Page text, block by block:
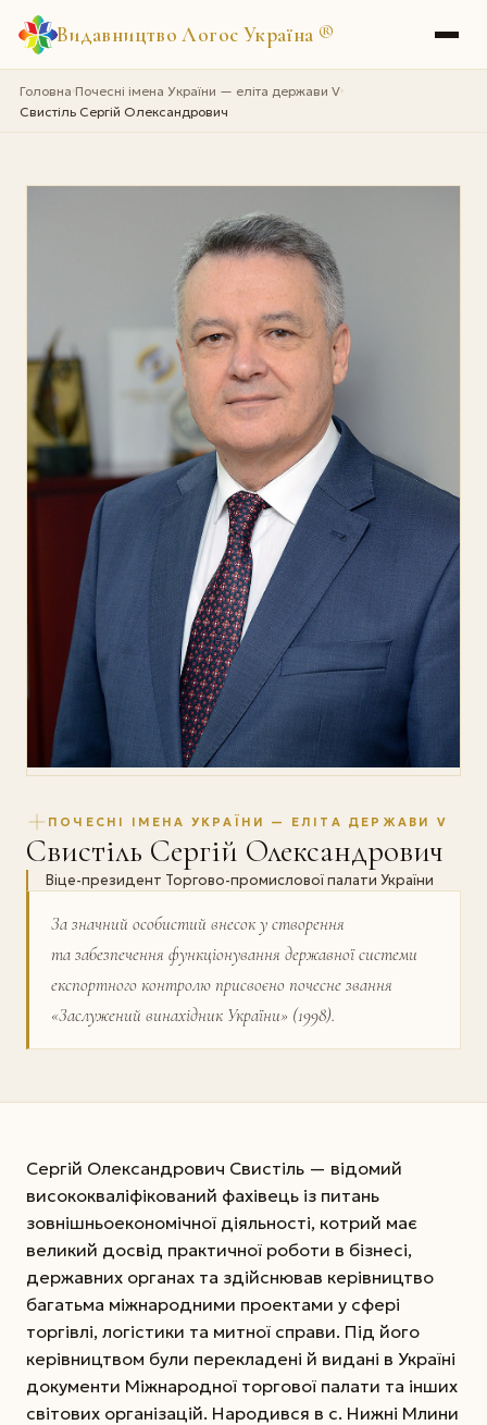
Видавництво Логос Україна ®
Головна›Почесні імена України — еліта держави V›
Свистіль Сергій Олександрович
ПОЧЕСНІ ІМЕНА УКРАЇНИ — ЕЛІТА ДЕРЖАВИ V
Свистіль Сергій Олександрович
Віце-президент Торгово-промислової палати України
За значний особистий внесок у створення
та забезпечення функціонування державної системи
експортного контролю присвоєно почесне звання
«Заслужений винахідник України» (1998).
Сергій Олександрович Свистіль — відомий
висококваліфікований фахівець із питань
зовнішньо­економічної діяльності, котрий має
великий досвід практичної роботи в бізнесі,
державних органах та здійснював керівництво
багатьма міжнародними проектами у сфері
торгівлі, логістики та митної справи. Під його
керівництвом були перекладені й видані в Україні
документи Міжнародної торгової палати та інших
світових організацій. Народився в с. Нижні Млини